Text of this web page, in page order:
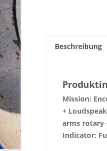
Beschreibung
Mission:
+
arms rotary
Indicator: